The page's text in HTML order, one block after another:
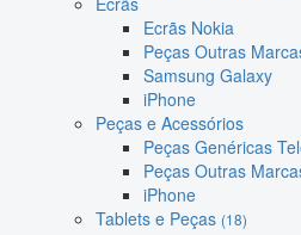
Ecrãs Nokia
Peças Outras
Samsung Galaxy
iPhone
Peças e Acessórios
Peças Genéricas
Peças Outras
iPhone
Tablets e Peças (18)